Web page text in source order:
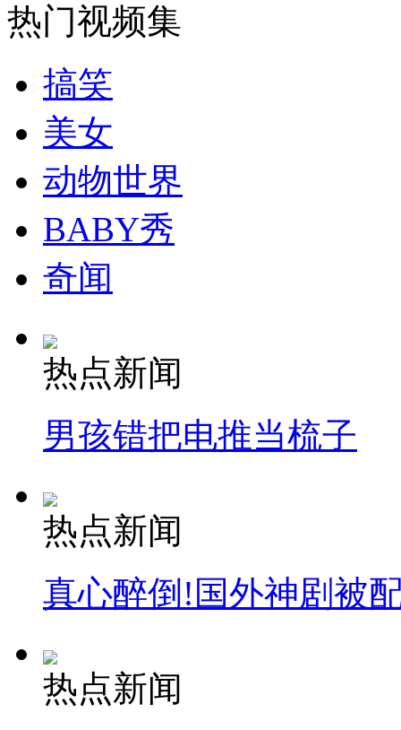
走！跟着总书记去植树
消防员救轻生者
纽约上演“枕头大战”
司机酒驾遇交警 急速倒车逃窜
热门视频集
搞笑
美女
动物世界
BABY秀
奇闻
热点新闻
男孩错把电推当梳子
热点新闻
真心醉倒!国外神剧被
热点新闻